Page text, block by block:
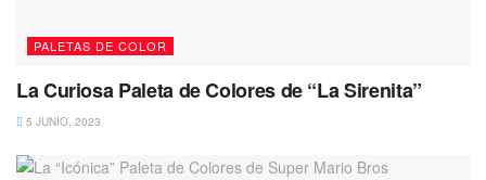
PALETAS DE COLOR
La Curiosa Paleta de Colores de “La Sirenita”
5 JUNIO, 2023